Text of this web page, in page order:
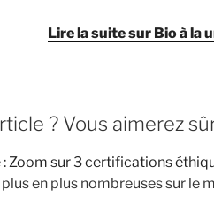
Lire la suite sur Bio à la
? Vous aimerez
Zoom sur 3 certifications
en plus nombreuses sur le